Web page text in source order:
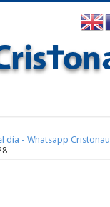
día - Whatsapp